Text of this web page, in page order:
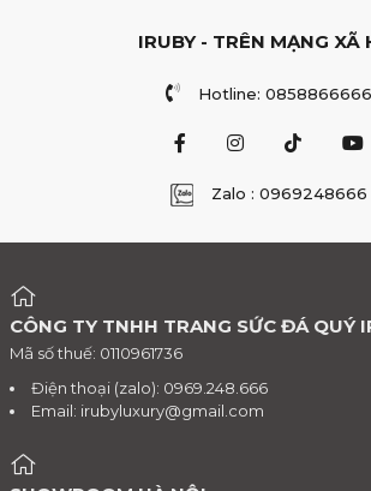
IRUBY - TRÊN MẠNG XÃ
Hotline: 0858866666
Zalo : 0969248666
CÔNG TY TNHH TRANG SỨC ĐÁ QUÝ
Mã số thuế: 0110961736
Điện thoại (zalo): 0969.248.666
Email: irubyluxury@gmail.com
IRUBY rất hân